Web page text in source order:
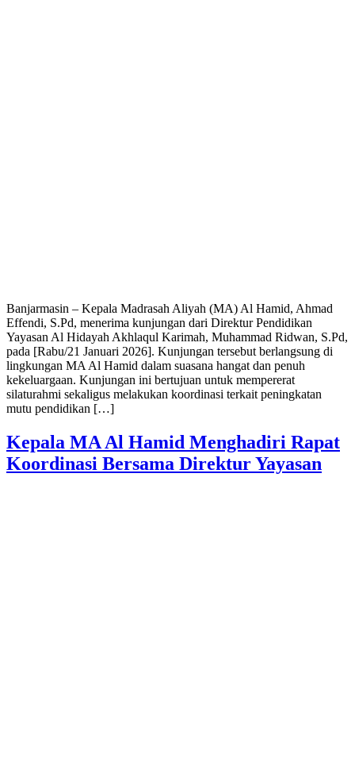
Banjarmasin – Kepala Madrasah Aliyah (MA) Al Hamid, Ahmad
Effendi, S.Pd, menerima kunjungan dari Direktur Pendidikan
Yayasan Al Hidayah Akhlaqul Karimah, Muhammad Ridwan, S.Pd,
pada [Rabu/21 Januari 2026]. Kunjungan tersebut berlangsung di
lingkungan MA Al Hamid dalam suasana hangat dan penuh
kekeluargaan. Kunjungan ini bertujuan untuk mempererat
silaturahmi sekaligus melakukan koordinasi terkait peningkatan
mutu pendidikan […]
Kepala MA Al Hamid Menghadiri Rapat
Koordinasi Bersama Direktur Yayasan